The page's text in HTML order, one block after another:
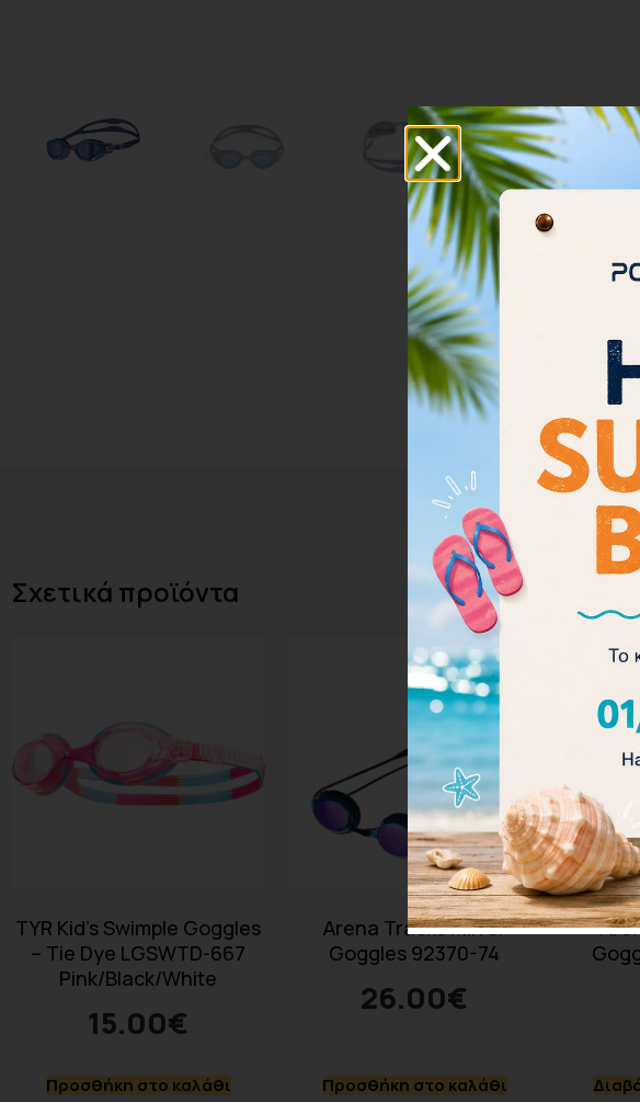
Σχετικά προϊόντα
TYR Kid’s Swimple Goggles
– Tie Dye LGSWTD-667
Pink/Black/White
15.00€
Προσθήκη στο καλάθι
Arena Tracks Mirror
Goggles 92370-74
26.00€
Προσθήκη στο καλάθι